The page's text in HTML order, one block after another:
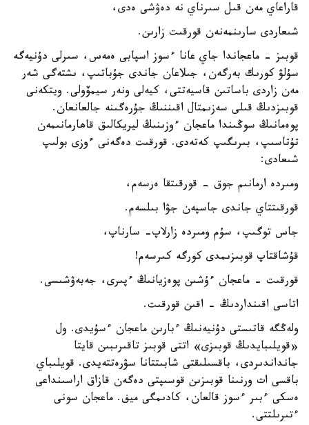
قاراعاي مەن قىل سىرناي نە دەۋشى ەدى،
شىعاردى سارىنمەنەن قورقىت زارىن.
قوبىز - ماعجاندا جاي عانا ءسوز اسپابى ەمەس، سىرلى دۇنيەگە
سۇلۋ كورىك بەرگەن، جىلاعان جاندى جۇباتىپ، ىشتەگى شەر
مەن زاردى باساتىن قاسيەتتى، كيەلى ونەر سيمۆولى. ويتكەنى
قوبىزدىڭ قىلى سەزىمتال اقىننىڭ جۇرەگىنە جالعانعان.
پوەمانىڭ سوڭىندا ماعجان ءوزىنىڭ ليريكالىق قاھارمانىمەن
تۇتاسىپ، بىرىگىپ كەتەدى. قورقىت دەگەنى ءوزى بولىپ
شىعادى:
ومىردە ارمانىم جوق - قورقىتقا ەرسەم،
قورقىتتاي جاندى جاسپەن جۋا بىلسەم.
جاس توگىپ، سۇم ومىردە زارلاپ- سارناپ،
قۇشاقتاپ قوبىزىمدى كورگە كىرسەم!
قورقىت - ماعجان ءۇشىن پوەزيانىڭ ءپىرى، جەبەۋشىسى.
اتاسى اقىنداردىڭ - اقىن قورقىت.
ولەڭگە قاتىستى دۇنيەنىڭ ءبارىن ماعجان ءسۇيدى. ول
«قويلىبايدىڭ قوبىزى» اتتى قوبىز تاقىرىبىن قايتا
جانداندىردى، باقسىلىقتى شابىتتانا سۋرەتتەيدى. قويلىباي
باقسى ات ورنىنا قوبىزىن قوسىپتى دەگەن قازاق اراسىنداعى
ەسكى ءبىر ءسوز قالعان، كادىمگى ميف. ماعجان سونى
ءتىرىلتتى.